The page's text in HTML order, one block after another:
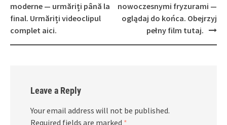
moderne — urmăriți până la
final. Urmăriți videoclipul
complet aici.
nowoczesnymi fryzurami —
oglądaj do końca. Obejrzyj
pełny film tutaj.
Leave a Reply
Your email address will not be published.
Required fields are marked *